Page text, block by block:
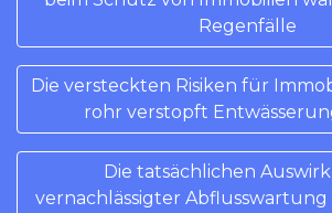
Regenfälle
Die versteckten Risiken für
rohr verstopft
Die tatsächlichen
vernachlässigter